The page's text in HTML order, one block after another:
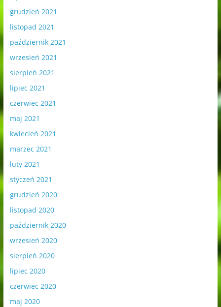
grudzień 2021
listopad 2021
październik 2021
wrzesień 2021
sierpień 2021
lipiec 2021
czerwiec 2021
maj 2021
kwiecień 2021
marzec 2021
luty 2021
styczeń 2021
grudzień 2020
listopad 2020
październik 2020
wrzesień 2020
sierpień 2020
lipiec 2020
czerwiec 2020
maj 2020